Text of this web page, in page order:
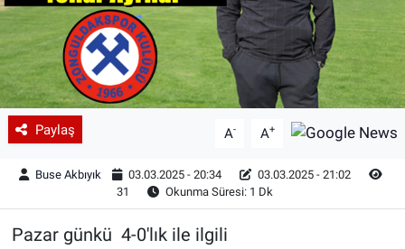
Paylaş A- A+
Buse Akbıyık 03.03.2025 - 20:34
03.03.2025 - 21:02
31
Okunma Süresi: 1 Dk
Pazar günkü 4-0'lık ile ilgili